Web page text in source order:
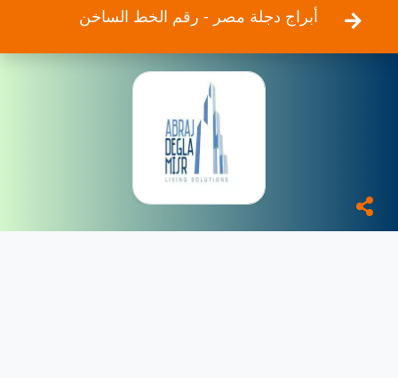
أبراج دجلة مصر - رقم الخط الساخن